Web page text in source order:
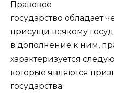
Правовое
государство обладает
присущи всякому
в дополнение к ним,
характеризуется
которые являются
государства: